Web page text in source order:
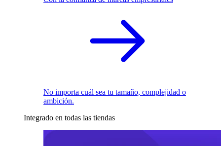
No importa cuál sea tu tamaño, complejidad o
ambición.
Integrado en todas las tiendas